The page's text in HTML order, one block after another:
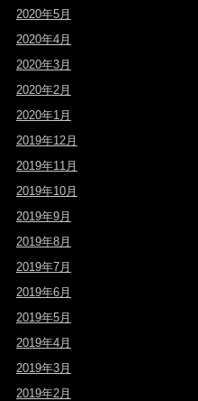
2020年5月
2020年4月
2020年3月
2020年2月
2020年1月
2019年12月
2019年11月
2019年10月
2019年9月
2019年8月
2019年7月
2019年6月
2019年5月
2019年4月
2019年3月
2019年2月